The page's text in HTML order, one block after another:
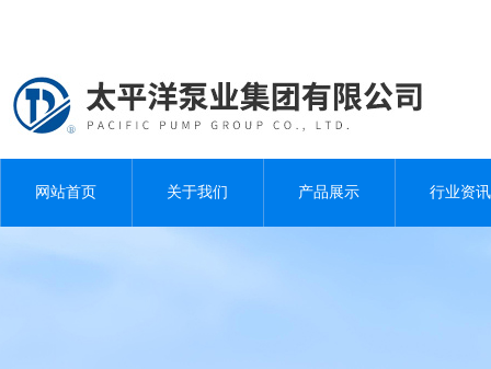
网站首页 关于我们 产品展示 行业资讯